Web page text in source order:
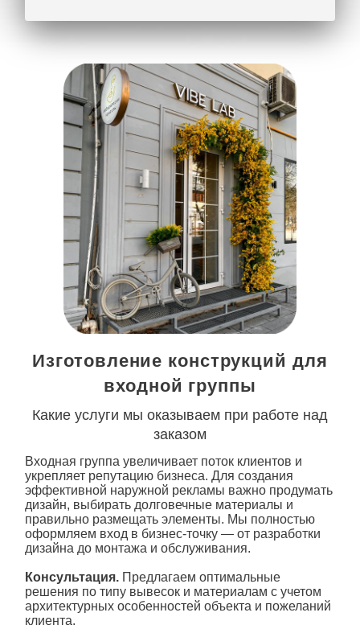
Изготовление конструкций для
входной группы
Какие услуги мы оказываем при работе над
заказом
Входная группа увеличивает поток клиентов и
укрепляет репутацию бизнеса. Для создания
эффективной наружной рекламы важно продумать
дизайн, выбирать долговечные материалы и
правильно размещать элементы. Мы полностью
оформляем вход в бизнес-точку — от разработки
дизайна до монтажа и обслуживания.
Консультация.Предлагаем оптимальные
решения по типу вывесок и материалам с учетом
архитектурных особенностей объекта и пожеланий
клиента.